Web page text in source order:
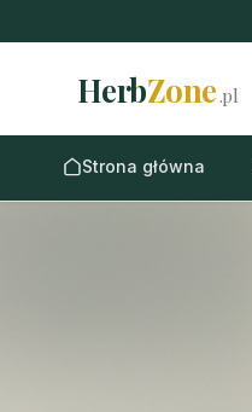
HerbZone.pl
Strona główna